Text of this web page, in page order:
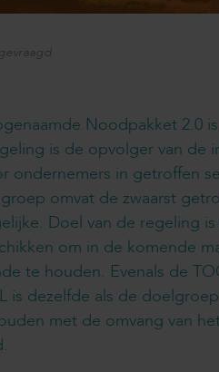
Noodpakket 2.0
is de opvolger van
ondernemers in getroffen
omvat de zwaarst
Doel van de regeling
om in de komende
te houden. Evenals de
is dezelfde als de
met de omvang van